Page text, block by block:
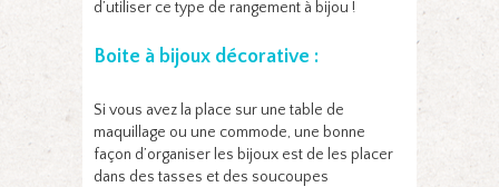
d’utiliser ce type de rangement à bijou !
Boite à bijoux décorative :
Si vous avez la place sur une table de
maquillage ou une commode, une bonne
façon d’organiser les bijoux est de les placer
dans des tasses et des soucoupes